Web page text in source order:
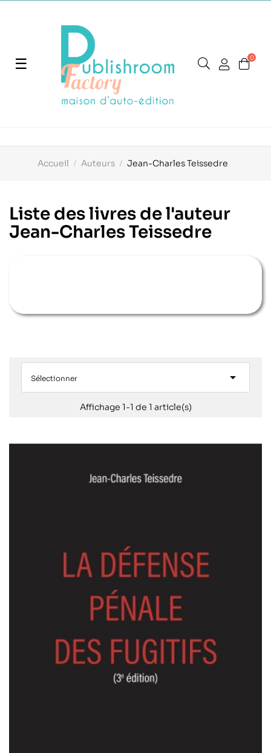
Basculer
navigation
☰ 0
Accueil Auteurs Jean-Charles Teissedre
Liste des livres de l'auteur
Jean-Charles Teissedre
Sélectionner 
Affichage 1-1 de 1 article(s)